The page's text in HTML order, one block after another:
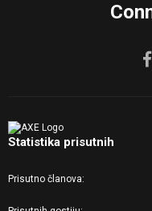
Statistika prisutnih
Prisutno članova